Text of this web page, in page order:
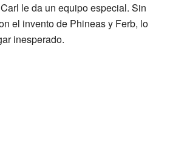
le da un equipo especial. Sin
el invento de Phineas y Ferb, lo
inesperado.